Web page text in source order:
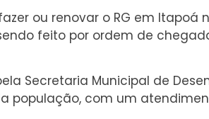
ou renovar o RG em Itapoá
feito por ordem de
Secretaria Municipal de
população, com um